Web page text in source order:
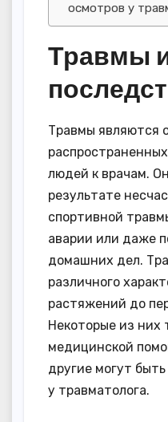
осмотров у
Травмы
Травмы являются
людей к врачам.
результате
спортивной
аварии или даже
домашних дел.
различного
растяжений до
Некоторые из них
медицинской
другие могут
у травматолога.